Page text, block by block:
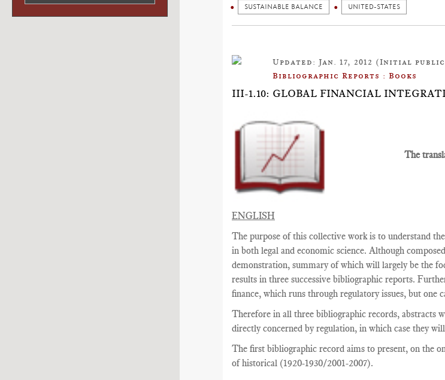
SUSTAINABLE BALANCE UNITED-STATES
Updated: Jan. 17, 2012 (Initial
Bibliographic Reports : Books
III-1.10: GLOBAL FINANCIAL
The
ENGLISH
The purpose of this collective work is to understand
in both legal and economic science. Although
demonstration, summary of which will largely be the
results in three successive bibliographic reports.
finance, which runs through regulatory issues, but one
Therefore in all three bibliographic records, abstracts
directly concerned by regulation, in which case they
The first bibliographic record aims to present, on the
of historical (1920-1930/2001-2007).